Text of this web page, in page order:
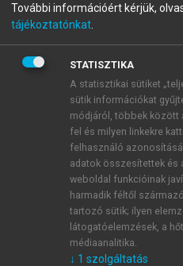
A regisztráció után a
BELÉPÉS SAJÁT
ÚJ FIÓK
1 óra díjmentes hozzáférés
E-MAIL-CÍM
További információért kérjük,
tájékoztatónkat
STATISZTIKA
A statisztikai sütiket
sütik információkat
módjáról, többek között
fel és milyen linkekre
felhasználó
adatok összesítettek és
weboldal funkcióinak
harmadik féltől
tartozó sütik; ilyen
látogatóelemzések, a
médiaanalitika.
↓ 1 szolgáltatás